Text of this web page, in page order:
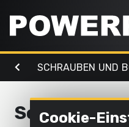
Elektrowerkzeuge
SCHRAUBEN UND
Home
Produkte
Schrauber
Cookie-